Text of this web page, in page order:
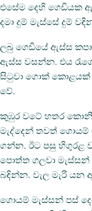
එසේම දෙහි ගෙඩියක
දමා දුම් මැස්සේ දුම්
ලබු ගෙඩියේ ඇස්ස
ඇස්ස වසන්න. එය
සිටුවා ගොක් කොළයක්
වේ.
කුඹුර වටේ හතර
මැද්දෙන් තවත් ගොයම්
ගන්න. ඊට පසු හිගුරළ
පොත්ත ගලවා
බඳින්න. වැල මැරි යන
ගොයම් මැස්සන් පස්